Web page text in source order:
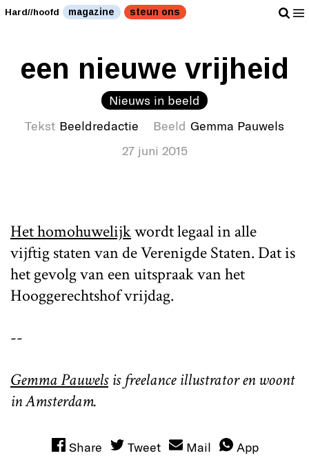
Hard//hoofd magazine steun ons
een nieuwe vrijheid
Nieuws in beeld
Tekst Beeldredactie Beeld Gemma Pauwels
27 juni 2015
Het homohuwelijkwordt legaal in alle
vijftig staten van de Verenigde Staten. Dat is
het gevolg van een uitspraak van het
Hooggerechtshof vrijdag.
--
Gemma Pauwelsis freelance illustrator en woont
in Amsterdam.
Share Tweet Mail App